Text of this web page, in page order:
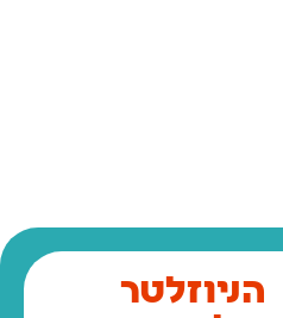
הניוזלטר